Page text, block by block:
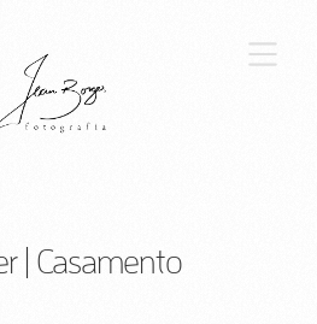
| Casamento